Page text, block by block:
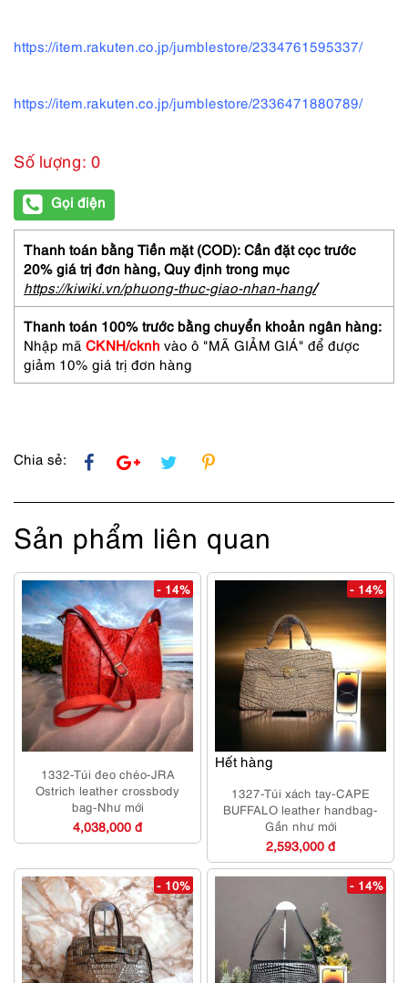
https://item.rakuten.co.jp/jumblestore/2334761595337/
https://item.rakuten.co.jp/jumblestore/2336471880789/
Số lượng: 0
Gọi điện
Thanh toán bằng Tiền mặt (COD): Cần đặt cọc trước
20% giá trị đơn hàng, Quy định trong mục
https://kiwiki.vn/phuong-thuc-giao-nhan-hang/
Thanh toán 100% trước bằng chuyển khoản ngân hàng:
Nhập mã CKNH/cknh vào ô "MÃ GIẢM GIÁ" để được
giảm 10% giá trị đơn hàng
Chia sẻ:
Sản phẩm liên quan
- 14%
1332-Túi đeo chéo-JRA
Ostrich leather crossbody
bag-Như mới
4,038,000 đ
Hết hàng
- 14%
1327-Túi xách tay-CAPE
BUFFALO leather handbag-
Gần như mới
2,593,000 đ
- 10% - 14%